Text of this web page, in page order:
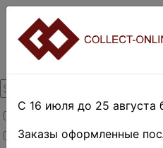
Товары со скидкой
Товары в наличии
С 16 июля до 25 августа
Заказы оформленные